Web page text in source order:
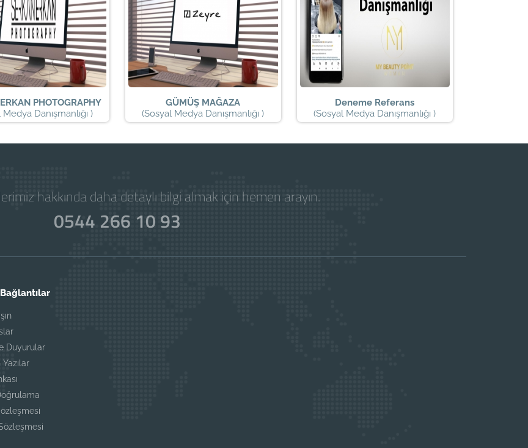
PHOTOGRAPHY
Danışmanlığı )
GÜMÜŞ MAĞAZA
(Sosyal Medya Danışmanlığı )
Deneme Referans
(Sosyal Medya Danışmanlığı )
hakkında daha detaylı bilgi almak için hemen arayın.
0544 266 10 93
Duyurular